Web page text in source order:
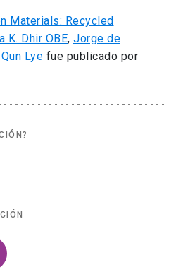
Materials: Recycled
K. Dhir OBE, Jorge de
Lye fue publicado por